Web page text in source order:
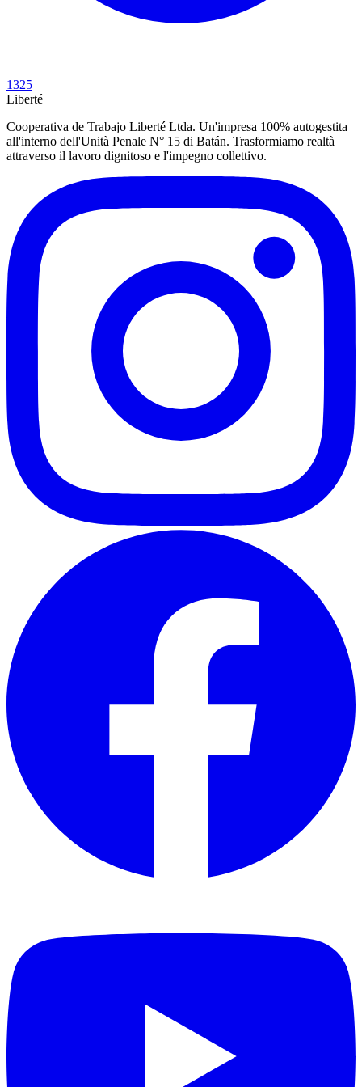
1325
Liberté
Cooperativa de Trabajo Liberté Ltda. Un'impresa 100% autogestita
all'interno dell'Unità Penale N° 15 di Batán. Trasformiamo realtà
attraverso il lavoro dignitoso e l'impegno collettivo.